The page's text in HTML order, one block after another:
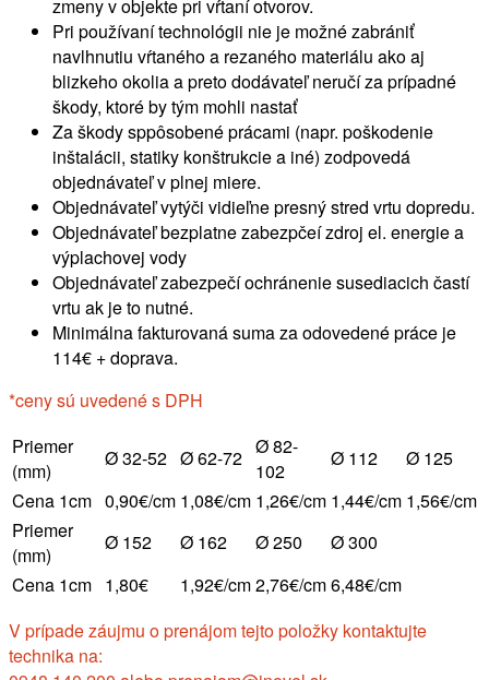
zmeny v objekte pri vŕtaní otvorov.
Pri používaní technológii nie je možné zabrániť
navlhnutiu vŕtaného a rezaného materiálu ako aj
blizkeho okolia a preto dodávateľ neručí za prípadné
škody, ktoré by tým mohli nastať
Za škody sppôsobené prácami (napr. poškodenie
inštalácii, statiky konštrukcie a iné) zodpovedá
objednávateľ v plnej miere.
Objednávateľ vytýči vidieľne presný stred vrtu dopredu.
Objednávateľ bezplatne zabezpčeí zdroj el. energie a
výplachovej vody
Objednávateľ zabezpečí ochránenie susediacich častí
vrtu ak je to nutné.
Minimálna fakturovaná suma za odovedené práce je
114€ + doprava.
*ceny sú uvedené s DPH
Priemer
(mm)
Ø 32-52 Ø 62-72 Ø 82-
102
Ø 112
Ø 125
Cena 1cm 0,90€/cm 1,08€/cm 1,26€/cm 1,44€/cm 1,56€/cm
Priemer
(mm)
Ø 152 Ø 162 Ø 250
Ø 300
Cena 1cm 1,80€ 1,92€/cm2,76€/cm6,48€/cm
V prípade záujmu o prenájom tejto položky kontaktujte
technika na: